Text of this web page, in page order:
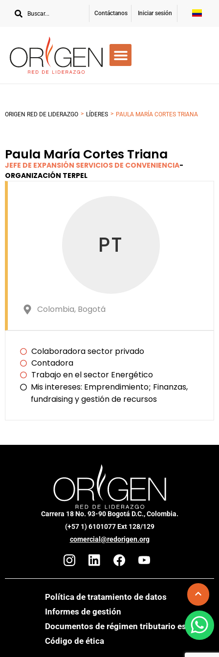
Contáctanos Iniciar sesión
ORIGEN RED DE LIDERAZGO > LÍDERES > PAULA MARÍA CORTES TRIANA
Paula María Cortes Triana
JEFE DE EXPANSIÓN SERVICIOS DE CONVENIENCIA-
ORGANIZACIÓN TERPEL
PT
Colombia, Bogotá
Colaboradora sector privado
Contadora
Trabajo en el sector Energético
Mis intereses: Emprendimiento; Finanzas,
fundraising y gestión de recursos
Carrera 18 No. 93-90 Bogotá D.C., Colombia.
(+57 1) 6101077 Ext 128/129
comercial@redorigen.org
Política de tratamiento de datos
Informes de gestión
Documentos de régimen tributario especial
Código de ética